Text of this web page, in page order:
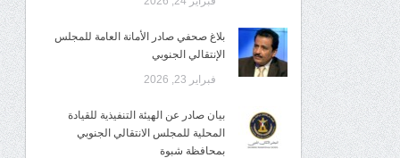
بلاغ صحفي صادر الأمانة العامة للمجلس
الإنتقالي الجنوبي
فبراير 23, 2026
بيان صادر عن الهيئة التنفيذية للقيادة
المحلية للمجلس الانتقالي الجنوبي
بمحافظة شبوة